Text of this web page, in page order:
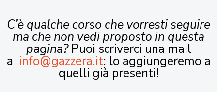
C’è qualche corso che vorresti seguire
ma che non vedi proposto in questa
pagina?Puoi scriverci una mail
a info@gazzera.it: lo aggiungeremo a
quelli già presenti!